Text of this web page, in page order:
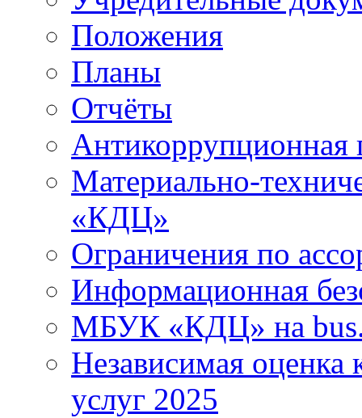
Положения
Планы
Отчёты
Антикоррупционная
Материально-
«КДЦ»
Ограничения по
Информационная
МБУК «КДЦ» на
Независимая оценка
услуг 2025